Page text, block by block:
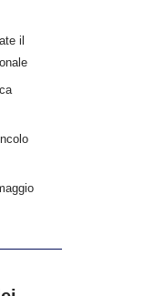
il